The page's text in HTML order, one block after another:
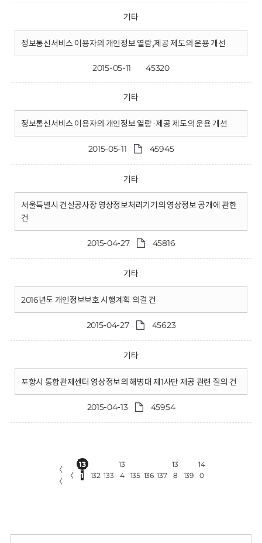
기타
정보통신서비스 이용자의 개인정보 열람,제공 제도의 운용 개선
2015-05-11 45320
기타
정보통신서비스 이용자의 개인정보 열람·제공 제도의 운용 개선
2015-05-11 45945
기타
서울특별시 건설공사장 영상정보처리기기의 영상정보 공개에 관한
건
2015-04-27 45816
기타
2016년도 개인정보보호 시행계획 의결 건
2015-04-27 45623
기타
포항시 통합관제센터 영상정보의 해병대 제1사단 제공 관련 질의 건
2015-04-13 45954
〈
〈
〈
13
1
132 133
13
4
135 136 137
13
8
139
14
0